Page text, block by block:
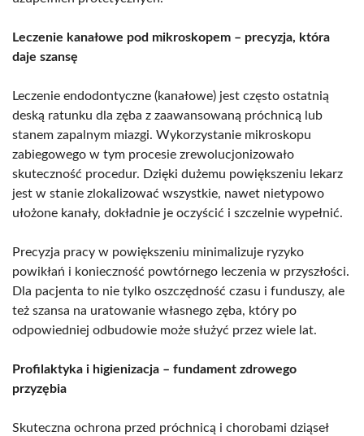
Leczenie kanałowe pod mikroskopem – precyzja, która
daje szansę
Leczenie endodontyczne (kanałowe) jest często ostatnią
deską ratunku dla zęba z zaawansowaną próchnicą lub
stanem zapalnym miazgi. Wykorzystanie mikroskopu
zabiegowego w tym procesie zrewolucjonizowało
skuteczność procedur. Dzięki dużemu powiększeniu lekarz
jest w stanie zlokalizować wszystkie, nawet nietypowo
ułożone kanały, dokładnie je oczyścić i szczelnie wypełnić.
Precyzja pracy w powiększeniu minimalizuje ryzyko
powikłań i konieczność powtórnego leczenia w przyszłości.
Dla pacjenta to nie tylko oszczędność czasu i funduszy, ale
też szansa na uratowanie własnego zęba, który po
odpowiedniej odbudowie może służyć przez wiele lat.
Profilaktyka i higienizacja – fundament zdrowego
przyzębia
Skuteczna ochrona przed próchnicą i chorobami dziąseł